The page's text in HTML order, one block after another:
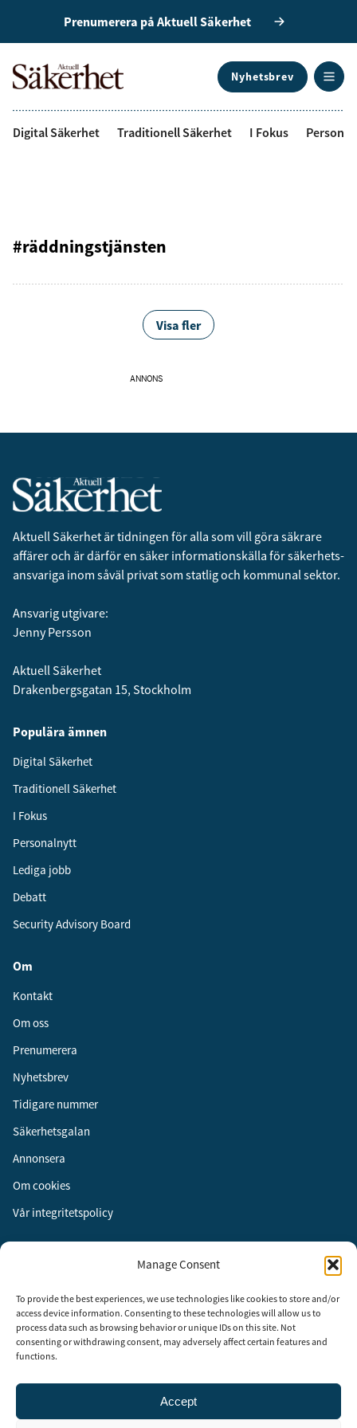
Manage Consent
To provide the best experiences, we use technologies like cookies to store and/or
access device information. Consenting to these technologies will allow us to
process data such as browsing behavior or unique IDs on this site. Not
consenting or withdrawing consent, may adversely affect certain features and
functions.
Accept
Prenumerera på Aktuell Säkerhet
Nyhetsbrev
Digital Säkerhet Traditionell Säkerhet I Fokus
#räddningstjänsten
Visa fler
ANNONS
Aktuell Säkerhet är tidningen för alla som vill göra säkrare
affärer och är därför en säker informationskälla för säkerhets­
ansvariga inom såväl privat som statlig och kommunal sektor.
Ansvarig utgivare:
Jenny Persson
Aktuell Säkerhet
Drakenbergsgatan 15, Stockholm
Populära ämnen
Digital Säkerhet
Traditionell Säkerhet
I Fokus
Personalnytt
Lediga jobb
Debatt
Security Advisory Board
Om
Kontakt
Om oss
Prenumerera
Nyhetsbrev
Tidigare nummer
Säkerhetsgalan
Annonsera
Om cookies
Vår integritetspolicy
Instagram
LinkedIn